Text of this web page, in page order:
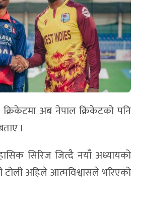
क्रिकेटमा अब नेपाल क्रिकेटको पनि
।
सिरिज जित्दै नयाँ अध्यायको
अहिले आत्मविश्वासले भरिएको